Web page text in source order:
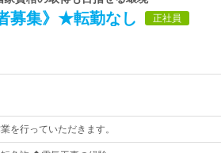
募集》★転勤なし 正社員
を行っていただきます。